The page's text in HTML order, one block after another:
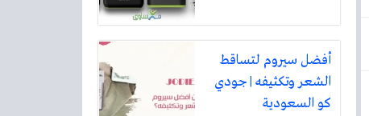
أفضل سيروم لتساقط
الشعر وتكثيفه | جودي
كو السعودية